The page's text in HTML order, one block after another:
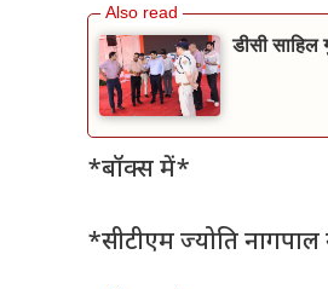
डीसी साहिल
*बॉक्स में*
*सीटीएम ज्योति